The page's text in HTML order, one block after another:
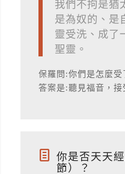
我們不拘是猶
是為奴的、是
靈受洗、成了
聖靈。
保羅問:你們是怎麼受
答案是:聽見福音，接
你是否天天
節）？